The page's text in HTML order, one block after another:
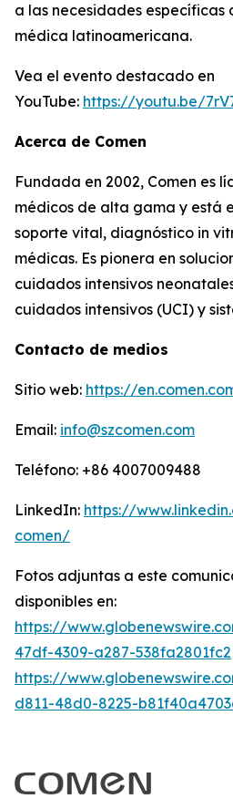
a las necesidades específicas
médica latinoamericana.
Vea el evento destacado en
YouTube: https://youtu.be/
Acerca de Comen
Fundada en 2002, Comen es
médicos de alta gama y está
soporte vital, diagnóstico in
médicas. Es pionera en
cuidados intensivos
cuidados intensivos (UCI) y
Contacto de medios
Sitio web: https://
Email: info@szcomen.com
Teléfono: +86 4007009488
LinkedIn: https://
comen/
Fotos adjuntas a este
disponibles en:
https://
47df-4309-a287-538fa2801fc2
https://
d811-48d0-8225-